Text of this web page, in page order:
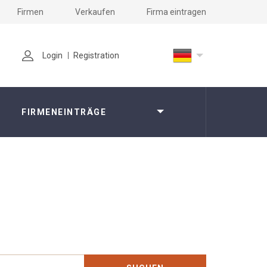
Firmen Verkaufen Firma eintragen
Login Registration
FIRMENEINTRÄGE